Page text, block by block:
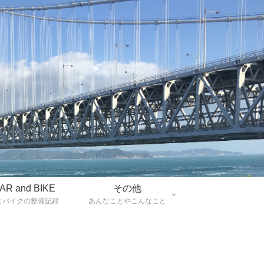
and BIKE
バイクの整備記録
その他
あんなことやこんなこと